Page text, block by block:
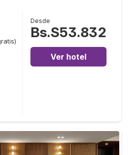
Desde
Bs.S53.832
Ver hotel